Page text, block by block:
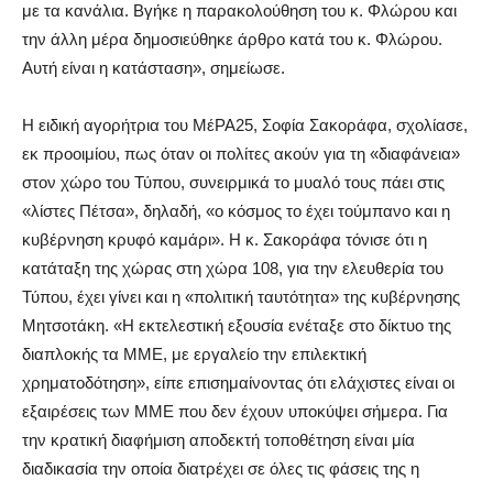
με τα κανάλια. Βγήκε η παρακολούθηση του κ. Φλώρου και
την άλλη μέρα δημοσιεύθηκε άρθρο κατά του κ. Φλώρου.
Αυτή είναι η κατάσταση», σημείωσε.
Η ειδική αγορήτρια του ΜέΡΑ25, Σοφία Σακοράφα, σχολίασε,
εκ προοιμίου, πως όταν οι πολίτες ακούν για τη «διαφάνεια»
στον χώρο του Τύπου, συνειρμικά το μυαλό τους πάει στις
«λίστες Πέτσα», δηλαδή, «ο κόσμος το έχει τούμπανο και η
κυβέρνηση κρυφό καμάρι». Η κ. Σακοράφα τόνισε ότι η
κατάταξη της χώρας στη χώρα 108, για την ελευθερία του
Τύπου, έχει γίνει και η «πολιτική ταυτότητα» της κυβέρνησης
Μητσοτάκη. «Η εκτελεστική εξουσία ενέταξε στο δίκτυο της
διαπλοκής τα ΜΜΕ, με εργαλείο την επιλεκτική
χρηματοδότηση», είπε επισημαίνοντας ότι ελάχιστες είναι οι
εξαιρέσεις των ΜΜΕ που δεν έχουν υποκύψει σήμερα. Για
την κρατική διαφήμιση αποδεκτή τοποθέτηση είναι μία
διαδικασία την οποία διατρέχει σε όλες τις φάσεις της η